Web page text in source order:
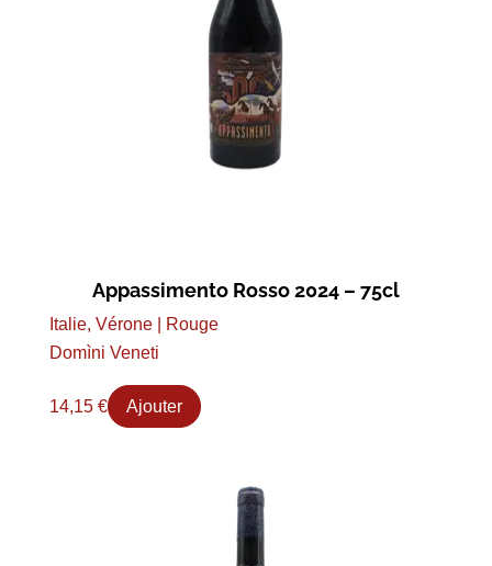
Appassimento Rosso 2024 – 75cl
Italie, Vérone | Rouge
Domìni Veneti
14,15 € Ajouter